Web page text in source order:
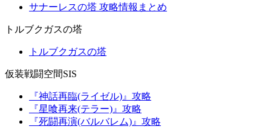
サナーレスの塔 攻略情報まとめ
トルブクガスの塔
トルブクガスの塔
仮装戦闘空間SIS
『神話再臨(ライゼル)』攻略
『星喰再来(テラー)』攻略
『死闘再演(バルバレム)』攻略